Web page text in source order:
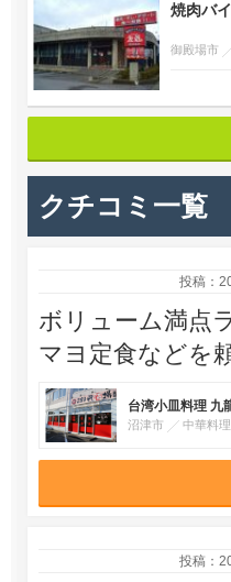
焼肉バ
御殿場市
クチコミ一覧
投稿：
ボリューム満点
マヨ定食などを
台湾小皿料理 九
沼津市 中華料理
投稿：